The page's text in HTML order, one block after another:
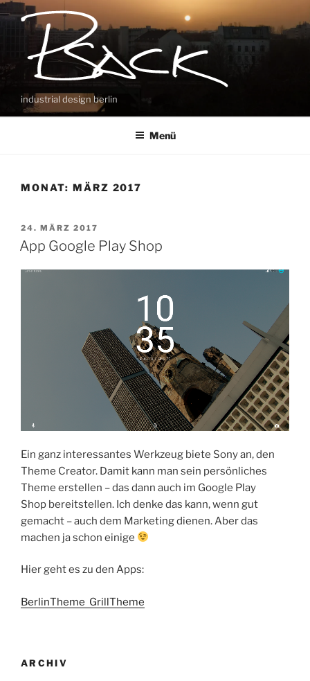
Zum
Inhalt
industrial design berlin
Menü
MONAT: MÄRZ 2017
VERÖFFENTLICHT
AM
24. MÄRZ 2017
App Google Play Shop
Ein ganz interessantes Werkzeug biete Sony an, den
Theme Creator. Damit kann man sein persönliches
Theme erstellen – das dann auch im Google Play
Shop bereitstellen. Ich denke das kann, wenn gut
gemacht – auch dem Marketing dienen. Aber das
machen ja schon einige
Hier geht es zu den Apps:
BerlinTheme GrillTheme
ARCHIV